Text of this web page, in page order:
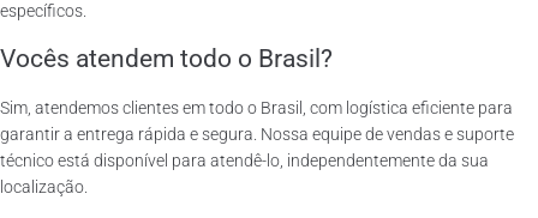
específicos.
Vocês atendem todo o Brasil?
Sim, atendemos clientes em todo o Brasil, com logística eficiente para
garantir a entrega rápida e segura. Nossa equipe de vendas e suporte
técnico está disponível para atendê-lo, independentemente da sua
localização.